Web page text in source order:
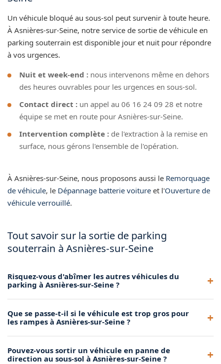
Un véhicule bloqué au sous-sol peut survenir à toute heure.
À Asnières-sur-Seine, notre service de sortie de véhicule en
parking souterrain est disponible jour et nuit pour répondre
à vos urgences.
Nuit et week-end : nous intervenons même en dehors
des heures ouvrables pour les urgences en sous-sol.
Contact direct : un appel au 06 16 24 09 28 et notre
équipe se met en route pour Asnières-sur-Seine.
Intervention complète : de l'extraction à la remise en
surface, nous gérons l'ensemble de l'opération.
À Asnières-sur-Seine, nous proposons aussi le Remorquage
de véhicule, le Dépannage batterie voiture et l'Ouverture de
véhicule verrouillé.
Tout savoir sur la sortie de parking
souterrain à Asnières-sur-Seine
Risquez-vous d'abîmer les autres véhicules du
parking à Asnières-sur-Seine ?
les zones de passage. Nos dépanneurs sont formés pour
évoluer dans les espaces confinés sans risquer de toucher
Que se passe-t-il si le véhicule est trop gros pour
les rampes à Asnières-sur-Seine ?
adaptons notre technique selon les dimensions du véhicule
Pouvez-vous sortir un véhicule en panne de
direction au sous-sol à Asnières-sur-Seine ?